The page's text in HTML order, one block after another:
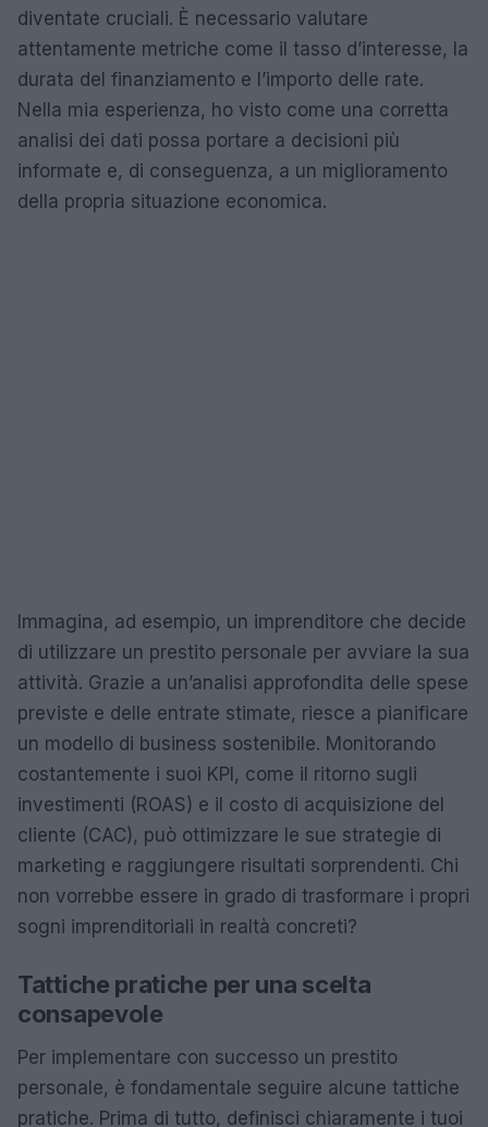
diventate cruciali. È necessario valutare
attentamente metriche come il tasso d’interesse, la
durata del finanziamento e l’importo delle rate.
Nella mia esperienza, ho visto come una corretta
analisi dei dati possa portare a decisioni più
informate e, di conseguenza, a un miglioramento
della propria situazione economica.
Immagina, ad esempio, un imprenditore che decide
di utilizzare un prestito personale per avviare la sua
attività. Grazie a un’analisi approfondita delle spese
previste e delle entrate stimate, riesce a pianificare
un modello di business sostenibile. Monitorando
costantemente i suoi KPI, come il ritorno sugli
investimenti (ROAS) e il costo di acquisizione del
cliente (CAC), può ottimizzare le sue strategie di
marketing e raggiungere risultati sorprendenti. Chi
non vorrebbe essere in grado di trasformare i propri
sogni imprenditoriali in realtà concreti?
Tattiche pratiche per una scelta
consapevole
Per implementare con successo un prestito
personale, è fondamentale seguire alcune tattiche
pratiche. Prima di tutto, definisci chiaramente i tuoi